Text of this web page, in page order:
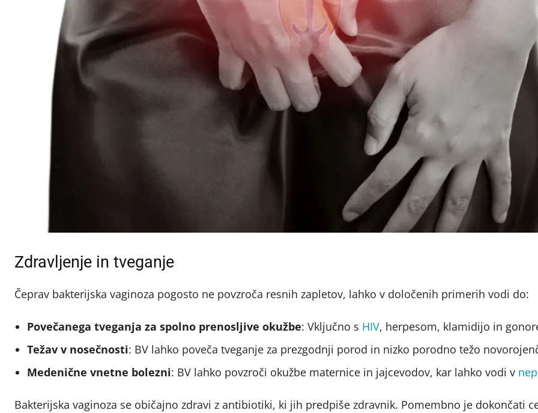
Zdravljenje in tveganje
Čeprav bakterijska vaginoza pogosto ne povzroča resnih zapletov, lahko v določenih primerih vodi do:​
Povečanega tveganja za spolno prenosljive okužbe: Vključno s HIV, herpesom, klamidijo in
Težav v nosečnosti: BV lahko poveča tveganje za prezgodnji porod in nizko porodno težo
Medenične vnetne bolezni: BV lahko povzroči okužbe maternice in jajcevodov, kar lahko vodi v
Bakterijska vaginoza se običajno zdravi z antibiotiki, ki jih predpiše zdravnik. Pomembno je dokončati